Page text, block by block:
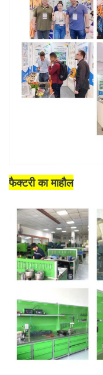
फैक्टरी का माहौल